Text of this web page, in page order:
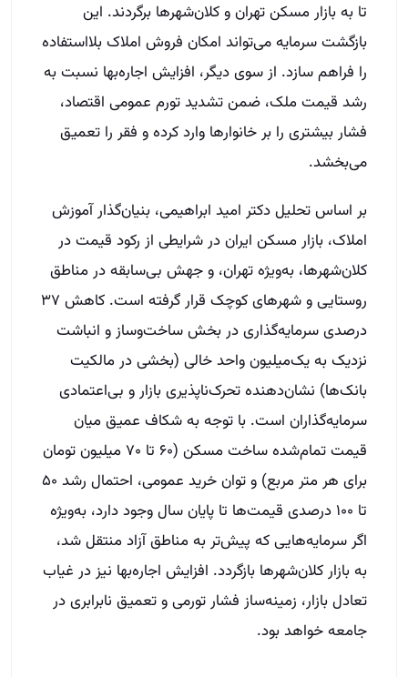
تا به بازار مسکن تهران و کلان‌شهرها برگردند. این
بازگشت سرمایه می‌تواند امکان فروش املاک بلااستفاده
را فراهم سازد. از سوی دیگر، افزایش اجاره‌بها نسبت به
رشد قیمت ملک، ضمن تشدید تورم عمومی اقتصاد،
فشار بیشتری را بر خانوارها وارد کرده و فقر را تعمیق
می‌بخشد.
بر اساس تحلیل دکتر امید ابراهیمی، بنیان‌گذار آموزش
املاک، بازار مسکن ایران در شرایطی از رکود قیمت در
کلان‌شهرها، به‌ویژه تهران، و جهش بی‌سابقه در مناطق
روستایی و شهرهای کوچک قرار گرفته است. کاهش ۳۷
درصدی سرمایه‌گذاری در بخش ساخت‌وساز و انباشت
نزدیک به یک‌میلیون واحد خالی (بخشی در مالکیت
بانک‌ها) نشان‌دهنده تحرک‌ناپذیری بازار و بی‌اعتمادی
سرمایه‌گذاران است. با توجه به شکاف عمیق میان
قیمت تمام‌شده ساخت مسکن (۶۰ تا ۷۰ میلیون تومان
برای هر متر مربع) و توان خرید عمومی، احتمال رشد ۵۰
تا ۱۰۰ درصدی قیمت‌ها تا پایان سال وجود دارد، به‌ویژه
اگر سرمایه‌هایی که پیش‌تر به مناطق آزاد منتقل شد،
به بازار کلان‌شهرها بازگردد. افزایش اجاره‌بها نیز در غیاب
تعادل بازار، زمینه‌ساز فشار تورمی و تعمیق نابرابری در
جامعه خواهد بود.